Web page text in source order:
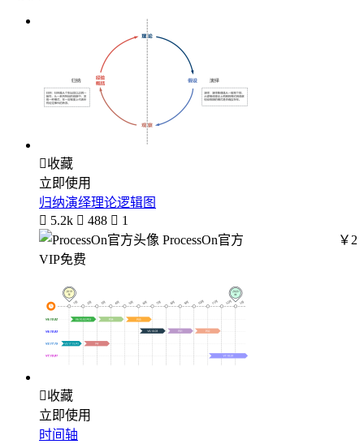
收藏
立即使用
归纳演绎理论逻辑图
 5.2k  488  1
ProcessOn官方
￥2
VIP免费
收藏
立即使用
时间轴